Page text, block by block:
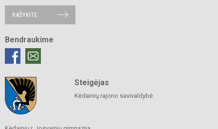
RAŠYKITE
Bendraukime
Steigėjas
Kėdainių rajono savivaldybė